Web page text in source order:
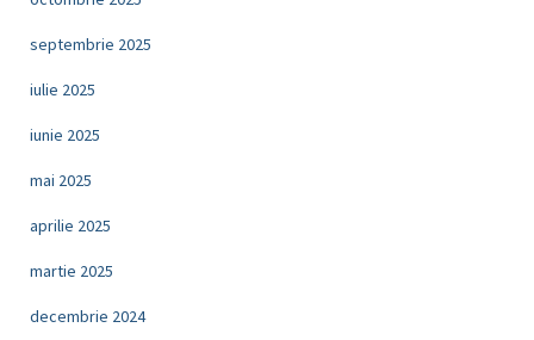
septembrie 2025
iulie 2025
iunie 2025
mai 2025
aprilie 2025
martie 2025
decembrie 2024